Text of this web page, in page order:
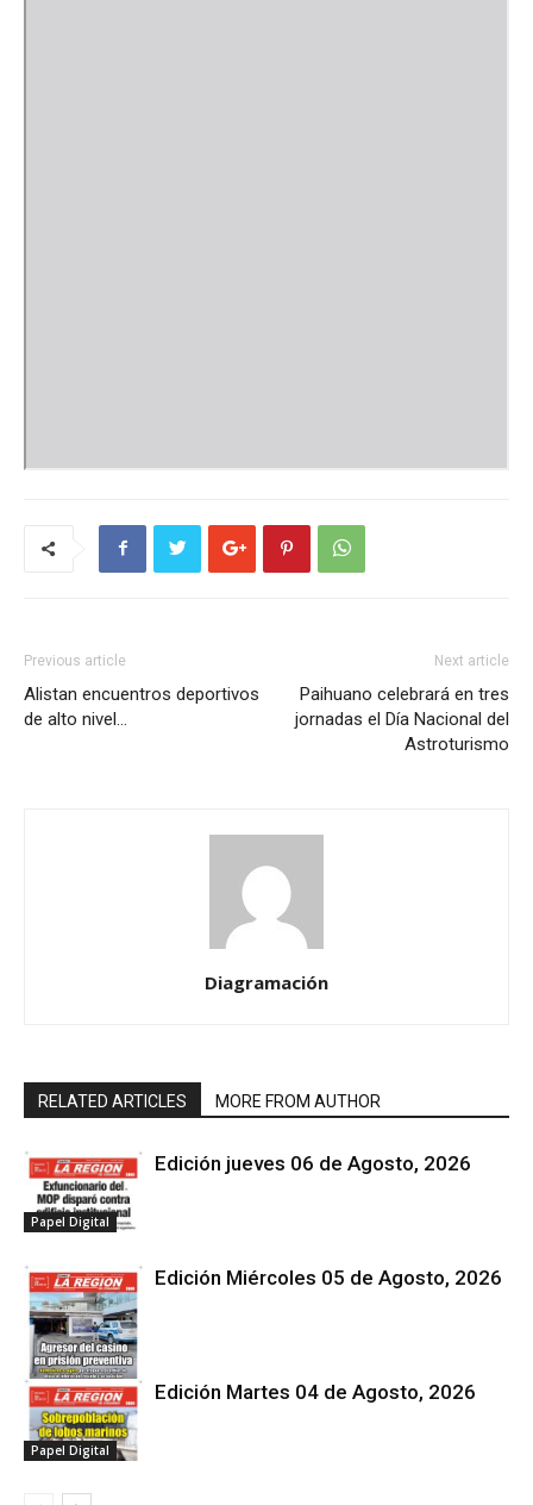
Previous article
Alistan encuentros deportivos
de alto nivel…
Next article
Paihuano celebrará en tres
jornadas el Día Nacional del
Astroturismo
Diagramación
RELATED ARTICLES MORE FROM AUTHOR
Papel Digital
Edición jueves 06 de Agosto, 2026
Papel Digital
Edición Miércoles 05 de Agosto, 2026
Papel Digital
Edición Martes 04 de Agosto, 2026